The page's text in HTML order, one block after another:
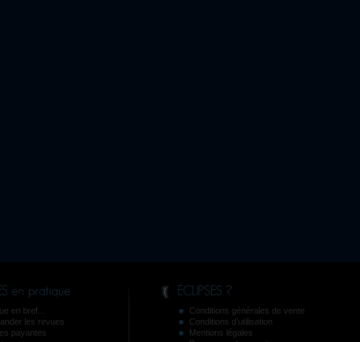
en bref...
les revues
payantes
Conditions générales de vente
Conditions d’utilisation
Mentions légales